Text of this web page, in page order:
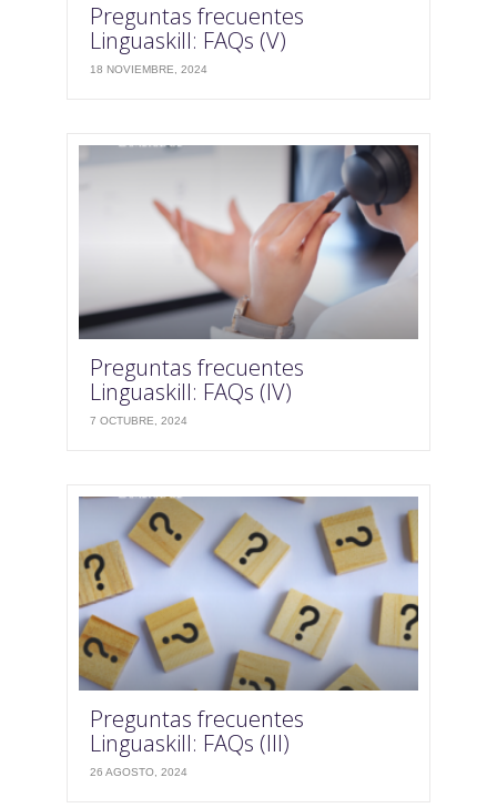
Preguntas frecuentes
Linguaskill: FAQs (V)
18 NOVIEMBRE, 2024
Preguntas frecuentes
Linguaskill: FAQs (IV)
7 OCTUBRE, 2024
Preguntas frecuentes
Linguaskill: FAQs (III)
26 AGOSTO, 2024